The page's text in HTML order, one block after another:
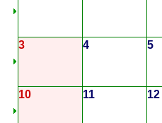
3 4 5
10 11 12